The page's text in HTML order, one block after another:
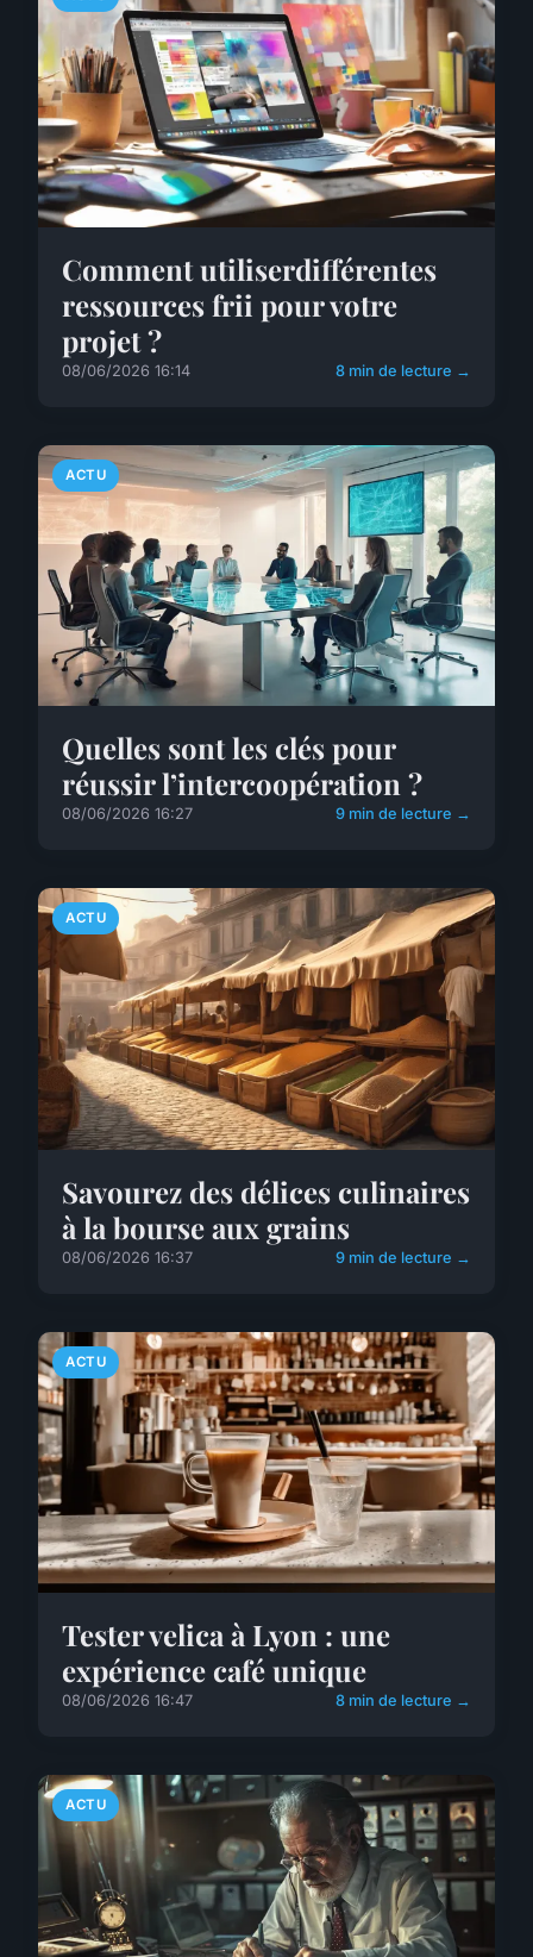
Comment utiliserdifférentes
ressources frii pour votre
projet ?
08/06/2026 16:14 8 min de lecture →
ACTU
Quelles sont les clés pour
réussir l’intercoopération ?
08/06/2026 16:27 9 min de lecture →
ACTU
Savourez des délices culinaires
à la bourse aux grains
08/06/2026 16:37 9 min de lecture →
ACTU
Tester velica à Lyon : une
expérience café unique
08/06/2026 16:47 8 min de lecture →
ACTU